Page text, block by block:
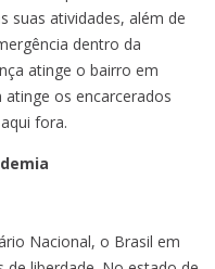
suas atividades, além de
dentro da
atinge o bairro em
os encarcerados
fora.
Nacional, o Brasil em